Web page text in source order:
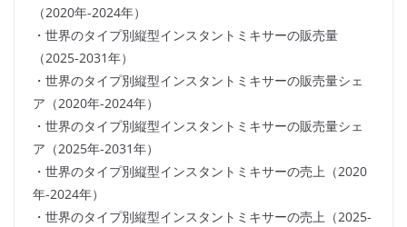
（2020年-2024年）
・世界のタイプ別縦型インスタントミキサーの販売量
（2025-2031年）
・世界のタイプ別縦型インスタントミキサーの販売量シェ
ア（2020年-2024年）
・世界のタイプ別縦型インスタントミキサーの販売量シェ
ア（2025年-2031年）
・世界のタイプ別縦型インスタントミキサーの売上（2020
年-2024年）
・世界のタイプ別縦型インスタントミキサーの売上（2025-